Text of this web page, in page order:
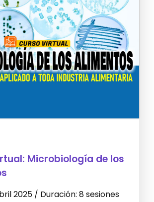
Microbiología de los
2025 / Duración: 8 sesiones